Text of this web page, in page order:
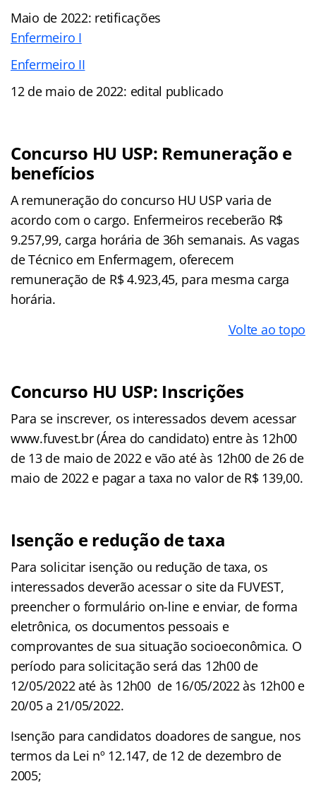
Maio de 2022: retificações
Enfermeiro I
Enfermeiro II
12 de maio de 2022: edital publicado
Concurso HU USP: Remuneração e
benefícios
A remuneração do concurso HU USP varia de
acordo com o cargo. Enfermeiros receberão R$
9.257,99, carga horária de 36h semanais. As vagas
de Técnico em Enfermagem, oferecem
remuneração de R$ 4.923,45, para mesma carga
horária.
Volte ao topo
Concurso HU USP: Inscrições
Para se inscrever, os interessados devem acessar
www.fuvest.br (Área do candidato) entre às 12h00
de 13 de maio de 2022 e vão até às 12h00 de 26 de
maio de 2022 e pagar a taxa no valor de R$ 139,00.
Isenção e redução de taxa
Para solicitar isenção ou redução de taxa, os
interessados deverão acessar o site da FUVEST,
preencher o formulário on-line e enviar, de forma
eletrônica, os documentos pessoais e
comprovantes de sua situação socioeconômica. O
período para solicitação será das 12h00 de
12/05/2022 até às 12h00 de 16/05/2022 às 12h00 e
20/05 a 21/05/2022.
Isenção para candidatos doadores de sangue, nos
termos da Lei nº 12.147, de 12 de dezembro de
2005;